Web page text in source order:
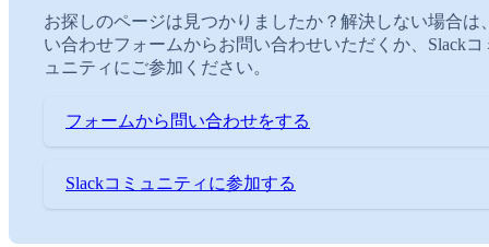
お探しのページは見つかりましたか？解決しない場合は
い合わせフォームからお問い合わせいただくか、Slackコ
ュニティにご参加ください。
フォームから問い合わせをする
Slackコミュニティに参加する